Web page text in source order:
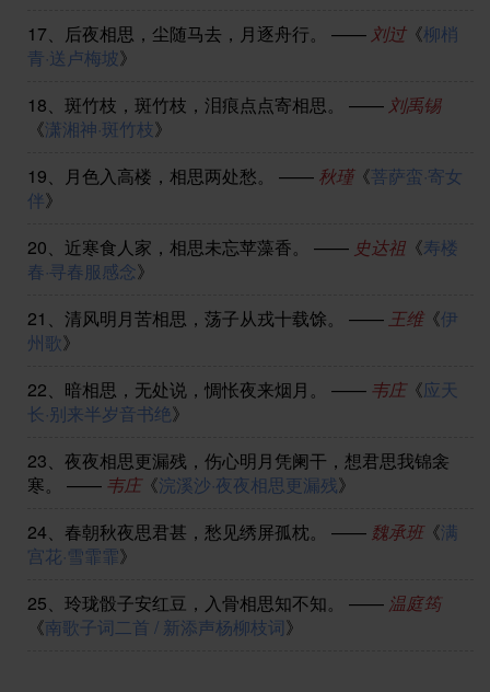
17、 后夜相思，尘随马去，月逐舟行。 —— 刘过《柳梢
青·送卢梅坡》
18、 斑竹枝，斑竹枝，泪痕点点寄相思。 —— 刘禹锡
《潇湘神·斑竹枝》
19、
月色入高楼，相思两处愁。 —— 秋瑾《菩萨蛮·寄女
伴》
20、 近寒食人家，相思未忘苹藻香。 —— 史达祖 《寿楼
春·寻春服感念》
21、 清风明月苦相思，荡子从戎十载馀。 —— 王维《伊
州歌》
22、 暗相思，无处说，惆怅夜来烟月。 —— 韦庄《应天
长·别来半岁音书绝》
23、 夜夜相思更漏残，伤心明月凭阑干，想君思我锦衾
寒。
—— 韦庄《浣溪沙·夜夜相思更漏残》
24、 春朝秋夜思君甚，愁见绣屏孤枕。 —— 魏承班《满
宫花·雪霏霏》
25、 玲珑骰子安红豆，入骨相思知不知。 —— 温庭筠
《南歌子词二首 / 新添声杨柳枝词》